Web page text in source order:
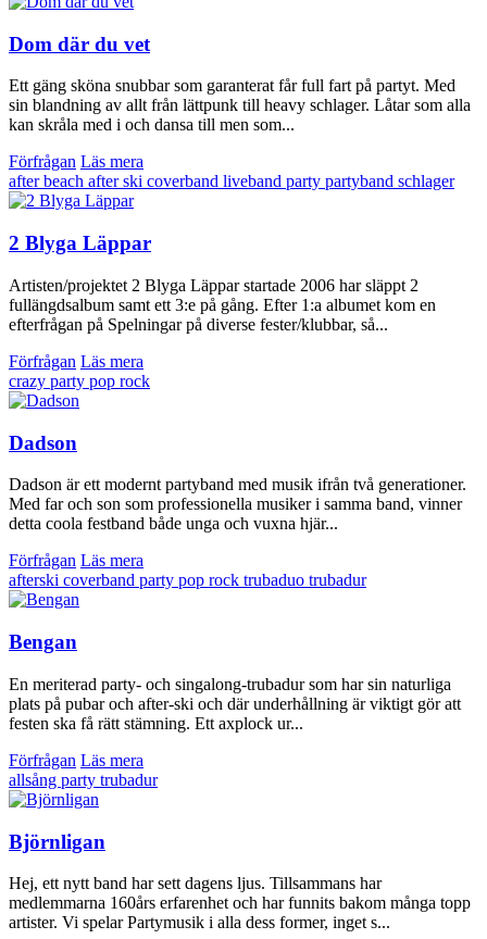
Dom där du vet
Ett gäng sköna snubbar som garanterat får full fart på partyt. Med
sin blandning av allt från lättpunk till heavy schlager. Låtar som alla
kan skråla med i och dansa till men som...
Förfrågan Läs mera
after beach after ski coverband liveband party partyband schlager
2 Blyga Läppar
Artisten/projektet 2 Blyga Läppar startade 2006 har släppt 2
fullängdsalbum samt ett 3:e på gång. Efter 1:a albumet kom en
efterfrågan på Spelningar på diverse fester/klubbar, så...
Förfrågan Läs mera
crazy party pop rock
Dadson
Dadson är ett modernt partyband med musik ifrån två generationer.
Med far och son som professionella musiker i samma band, vinner
detta coola festband både unga och vuxna hjär...
Förfrågan Läs mera
afterski coverband party pop rock trubaduo trubadur
Bengan
En meriterad party- och singalong-trubadur som har sin naturliga
plats på pubar och after-ski och där underhållning är viktigt gör att
festen ska få rätt stämning. Ett axplock ur...
Förfrågan Läs mera
allsång party trubadur
Björnligan
Hej, ett nytt band har sett dagens ljus. Tillsammans har
medlemmarna 160års erfarenhet och har funnits bakom många topp
artister. Vi spelar Partymusik i alla dess former, inget s...